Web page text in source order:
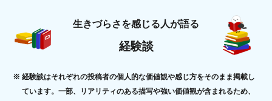
生きづらさを感じる人が語る
経験談
経験談はそれぞれの投稿者の個人的な価値観や感じ方をそのまま掲載し
ています。一部、リアリティのある描写や強い価値観が含まれるため、